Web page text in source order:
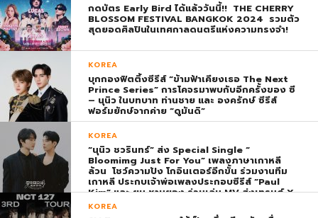
กดบัตร Early Bird ได้แล้ววันนี้!! THE CHERRY
BLOSSOM FESTIVAL BANGKOK 2024 รวมตัว
สุดยอดศิลปินในเทศกาลดนตรีแห่งความทรงจำ!
KOREA
บุกกองฟิตติ้งซีรีส์ “ข้ามฟ้าเคียงเธอ The Next
Prince Series” การโคจรมาพบกับอีกครั้งของ ซี
– นุนิว ในบทบาท ท่านชาย และ องครักษ์ ซีรีส์
ฟอร์มยักษ์จากค่าย “ดูมันดิ”
KOREA
“นุนิว ชวรินทร์” ส่ง Special Single “
Bloomimg Just For You” เพลงภาษาเกาหลี
ล้วน โชว์ความปัง โกอินเตอร์อีกขั้น ร่วมงานทีม
เกาหลี ประกบเจ้าพ่อเพลงประกอบซีรีส์ “Paul
Kim” และ ยุน ชานยอง ร่วมเล่น MV ส่งเทรนด์ X
พุ่ง ติดอันดับ 1 โลก
KOREA